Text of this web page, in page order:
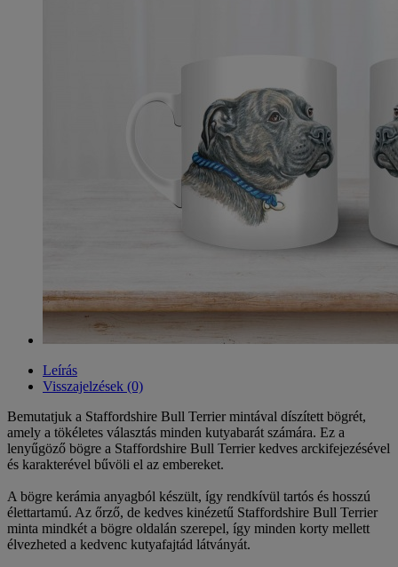
Leírás
Visszajelzések (0)
Bemutatjuk a Staffordshire Bull Terrier mintával díszített bögrét,
amely a tökéletes választás minden kutyabarát számára. Ez a
lenyűgöző bögre a Staffordshire Bull Terrier kedves arckifejezésével
és karakterével bűvöli el az embereket.
A bögre kerámia anyagból készült, így rendkívül tartós és hosszú
élettartamú. Az őrző, de kedves kinézetű Staffordshire Bull Terrier
minta mindkét a bögre oldalán szerepel, így minden korty mellett
élvezheted a kedvenc kutyafajtád látványát.